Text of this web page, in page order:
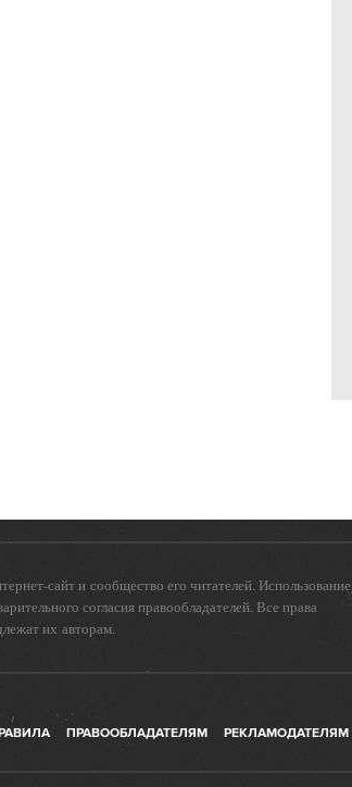
сайт и сообщество его читателей. Использование
согласия правообладателей. Все права
их авторам.
ПРАВООБЛАДАТЕЛЯМ РЕКЛАМОДАТЕЛЯМ